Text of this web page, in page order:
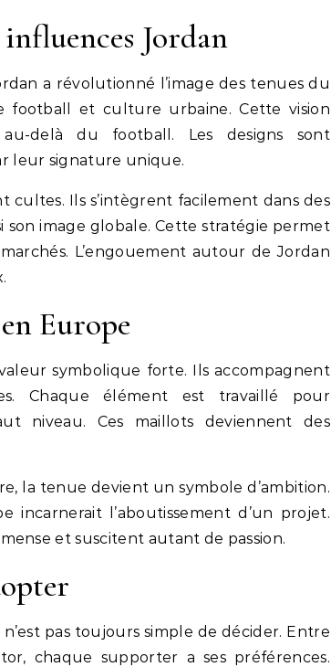
Jordan
a révolutionné l’image des tenues du
football et culture urbaine. Cette vision
delà du football. Les designs sont
leur signature unique.
cultes. Ils s’intègrent facilement dans des
son image globale. Cette stratégie permet
L’engouement autour de Jordan
Europe
symbolique forte. Ils accompagnent
Chaque élément est travaillé pour
niveau. Ces maillots deviennent des
la tenue devient un symbole d’ambition.
incarnerait l’aboutissement d’un projet.
et suscitent autant de passion.
pas toujours simple de décider. Entre
chaque supporter a ses préférences.